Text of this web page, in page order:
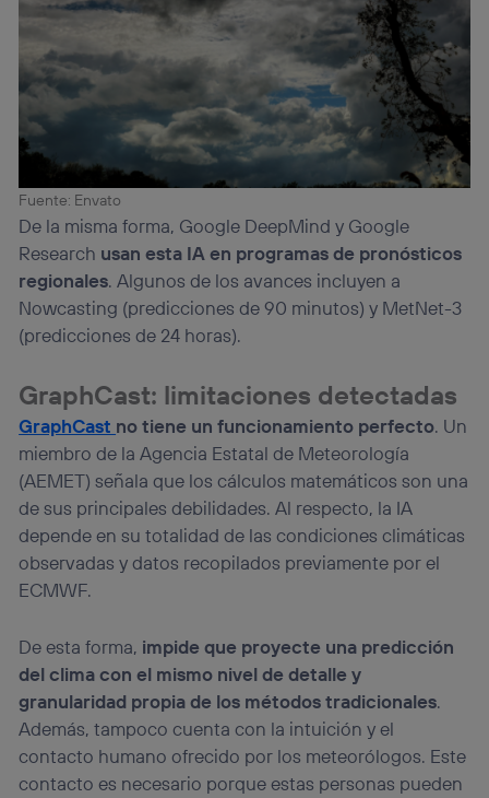
Fuente: Envato
De la misma forma, Google DeepMind y Google
Research usan esta IA en programas de pronósticos
regionales. Algunos de los avances incluyen a
Nowcasting (predicciones de 90 minutos) y MetNet-3
(predicciones de 24 horas).
GraphCast: limitaciones detectadas
GraphCast no tiene un funcionamiento perfecto. Un
miembro de la Agencia Estatal de Meteorología
(AEMET) señala que los cálculos matemáticos son una
de sus principales debilidades. Al respecto, la IA
depende en su totalidad de las condiciones climáticas
observadas y datos recopilados previamente por el
ECMWF.
De esta forma, impide que proyecte una predicción
del clima con el mismo nivel de detalle y
granularidad propia de los métodos tradicionales.
Además, tampoco cuenta con la intuición y el
contacto humano ofrecido por los meteorólogos. Este
contacto es necesario porque estas personas pueden